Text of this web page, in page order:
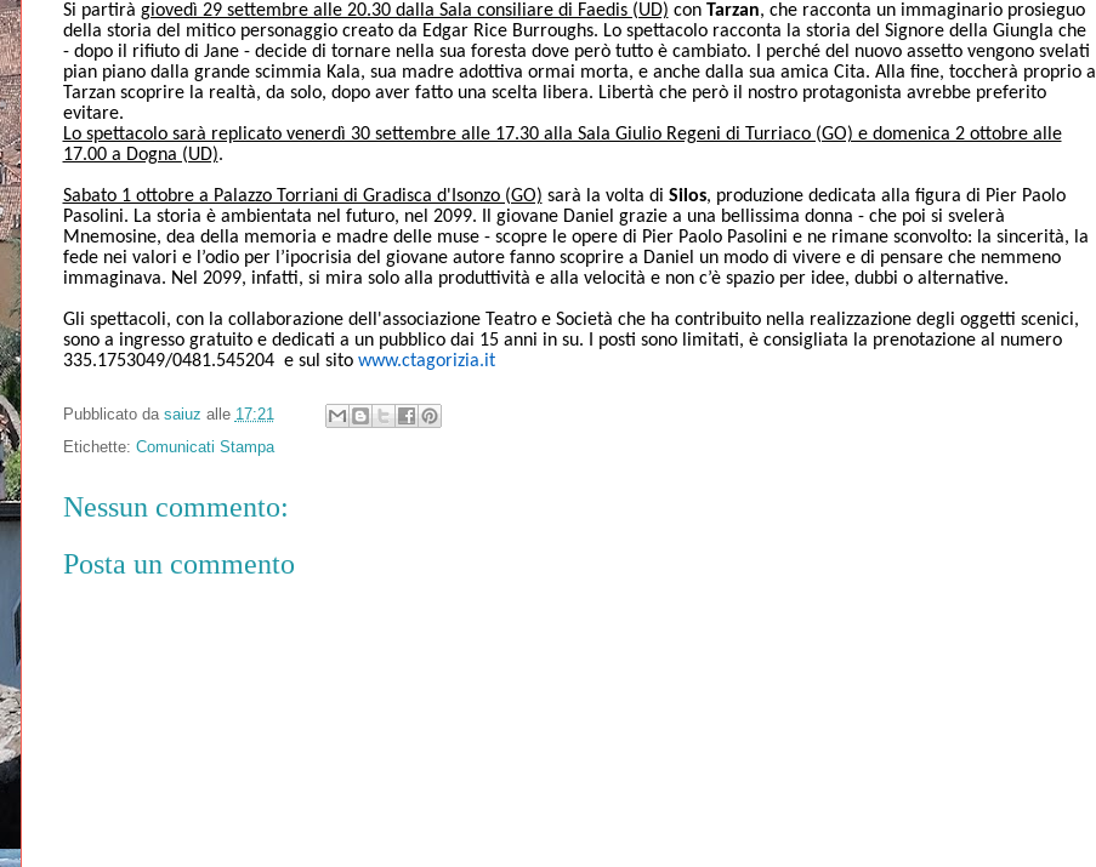
Si partirà giovedì 29 settembre alle 20.30 dalla Sala consiliare di Faedis (UD) con Tarzan, che racconta un immaginario prosieguo
della storia del mitico personaggio creato da Edgar Rice Burroughs. Lo spettacolo racconta la storia del Signore della Giungla che
- dopo il rifiuto di Jane - decide di tornare nella sua foresta dove però tutto è cambiato. I perché del nuovo assetto vengono svelati
pian piano dalla grande scimmia Kala, sua madre adottiva ormai morta, e anche dalla sua amica Cita. Alla fine, toccherà proprio a
Tarzan scoprire la realtà, da solo, dopo aver fatto una scelta libera. Libertà che però il nostro protagonista avrebbe preferito
evitare.
Lo spettacolo sarà replicato venerdì 30 settembre alle 17.30 alla Sala Giulio Regeni di Turriaco (GO) e domenica 2 ottobre alle
17.00 a Dogna (UD).
Sabato 1 ottobre a Palazzo Torriani di Gradisca d'Isonzo (GO) sarà la volta di Silos, produzione dedicata alla figura di Pier Paolo
Pasolini. La storia è ambientata nel futuro, nel 2099. Il giovane Daniel grazie a una bellissima donna - che poi si svelerà
Mnemosine, dea della memoria e madre delle muse - scopre le opere di Pier Paolo Pasolini e ne rimane sconvolto: la sincerità, la
fede nei valori e l’odio per l’ipocrisia del giovane autore fanno scoprire a Daniel un modo di vivere e di pensare che nemmeno
immaginava. Nel 2099, infatti, si mira solo alla produttività e alla velocità e non c’è spazio per idee, dubbi o alternative.
Gli spettacoli, con la collaborazione dell'associazione Teatro e Società che ha contribuito nella realizzazione degli oggetti scenici,
sono a ingresso gratuito e dedicati a un pubblico dai 15 anni in su. I posti sono limitati, è consigliata la prenotazione al numero
335.1753049/0481.545204 e sul sito www.ctagorizia.it
Pubblicato da saiuz alle 17:21
Etichette: Comunicati Stampa
Nessun commento:
Posta un commento